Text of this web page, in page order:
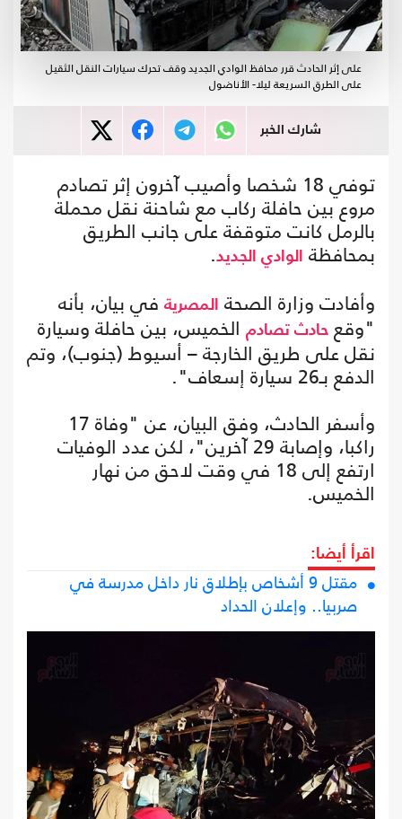
على إثر الحادث قرر محافظ الوادي الجديد وقف تحرك سيارات النقل الثقيل
على الطرق السريعة ليلا- الأناضول
شارك الخبر
توفي 18 شخصا وأصيب آخرون إثر تصادم
مروع بين حافلة ركاب مع شاحنة نقل محملة
بالرمل كانت متوقفة على جانب الطريق
بمحافظة الوادي الجديد.
وأفادت وزارة الصحة
المصرية في بيان، بأنه
"وقع حادث تصادم الخميس، بين حافلة وسيارة
نقل على طريق الخارجة – أسيوط (جنوب)، وتم
الدفع بـ26 سيارة إسعاف".
وأسفر الحادث، وفق البيان، عن "وفاة 17
راكبا، وإصابة 29 آخرين"، لكن عدد الوفيات
ارتفع إلى 18 في وقت لاحق من نهار
الخميس.
اقرأ أيضا:
مقتل 9 أشخاص بإطلاق نار داخل مدرسة في
صربيا.. وإعلان الحداد